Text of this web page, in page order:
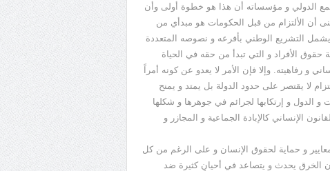
الدولي و مؤسساته أن هذا هو خطوة أولى وأن
أن الألتزام من قبل الحكومات هو مبدأي من
التشريع الوطني بأفرعه و نصوصه المتعددة
حقوق الأفراد و التي تبدأ من حقه في الحياة
و رفاهيته. وإلا فإن الأمر لا يعدو عن كونه أمراً
لا يقتصر على حدود الدولة بل يمتد و يمنح
الدول و إرتكابها لجرائم في جوهرها و شكلها
الإنساني كالإبادة الجماعية و المجازر و
و حماية لحقوق الإنسان و على الرغم من كل
أن الخرق يحدث و يتصاعد في أحيانٍ كثيرة ضد